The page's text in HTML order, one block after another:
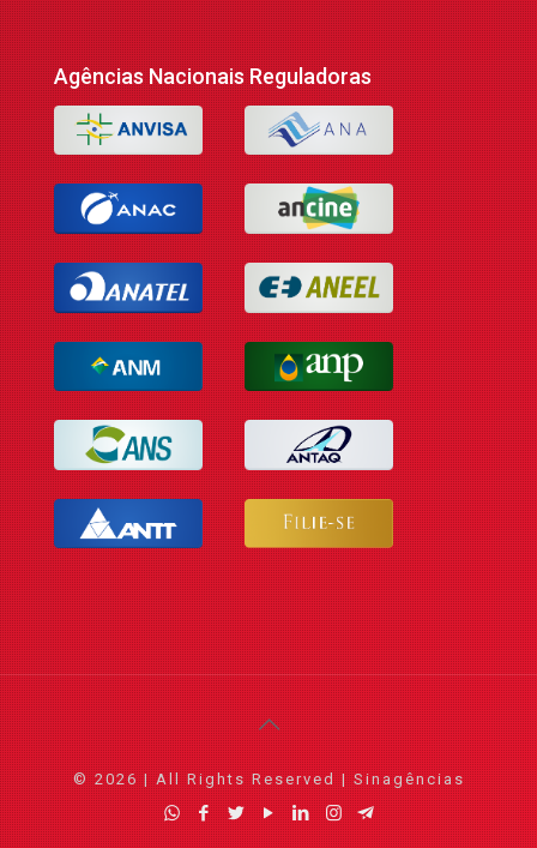
Agências Nacionais Reguladoras
© 2026 | All Rights Reserved | Sinagências